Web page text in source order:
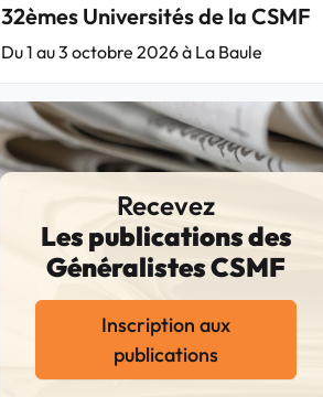
32èmes Universités de la CSMF
Du 1 au 3 octobre 2026 à La Baule
Recevez
Les publications des
Généralistes CSMF
Inscription aux
publications